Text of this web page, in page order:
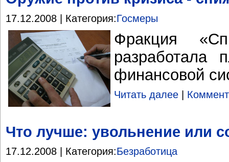
17.12.2008 | Категория:Госмеры
Фракция
разработала
финансовой
Читать далее
Что лучше: увольнение или
17.12.2008 | Категория:Безработица